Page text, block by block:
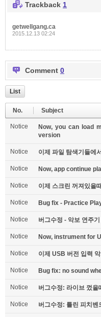
Trackback 1
getwellgang.ca
2015.12.13 02:24
Comment 0
List
No. Subject
Notice
Now, you can load
version
Notice 이제 파일 탐색기들에
Notice Now, app continue
Notice 이제 스크린 꺼져있을
Notice Bug fix - Practice
Notice 버그수정 - 악보 연주
Notice Now, instrument for
Notice 이제 USB 버전 입력
Notice Bug fix: no sound
Notice 버그수정: 라이브 껐을
Notice 버그수정: 틀린 피치